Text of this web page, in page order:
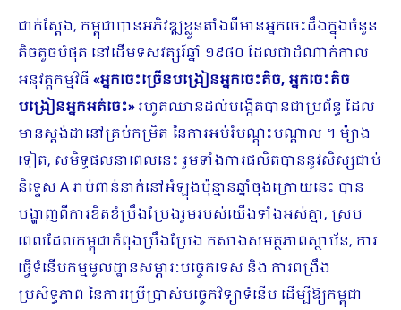
ជាក់ស្តែង, កម្ពុជាបានអភិវឌ្ឍខ្លួនតាំងពីមានអ្នកចេះដឹងក្នុងចំនួន
តិចតួចបំផុត នៅដើមទស​វត្សរ៍ឆ្នាំ ១៩៨០ ដែលជាដំណាក់កាល
អនុវត្តកម្មវិធី«អ្នកចេះច្រើនបង្រៀនអ្នកចេះតិច, អ្នកចេះតិច
បង្រៀនអ្នកអត់ចេះ»រហូតឈានដល់បង្កើតបានជាប្រព័ន្ធ ដែល
មានស្តង់ដានៅគ្រប់កម្រិត នៃការអប់រំបណ្តុះបណ្តាល ។ ម៉្យាង
ទៀត, សមិទ្ធផលនាពេលនេះ រួមទាំងការផលិតបាននូវសិស្សជាប់
និទ្ទេស A រាប់ពាន់នាក់នៅអំឡុងប៉ុន្មានឆ្នាំចុងក្រោយនេះ បាន
បង្ហាញពីការខិតខំប្រឹងប្រែងរួមរបស់យើងទាំងអស់គ្នា, ស្រប
ពេលដែលកម្ពុជាកំពុងប្រឹងប្រែង កសាងសមត្ថភាពស្ថាប័ន, ការ
ធ្វើទំនើបកម្មមូលដ្ឋានសម្ភារៈបច្ចេកទេស និង ការពង្រឹង
ប្រសិទ្ធភាព នៃការប្រើប្រាស់បច្ចេកវិទ្យាទំនើប ដើម្បីឱ្យកម្ពុជា